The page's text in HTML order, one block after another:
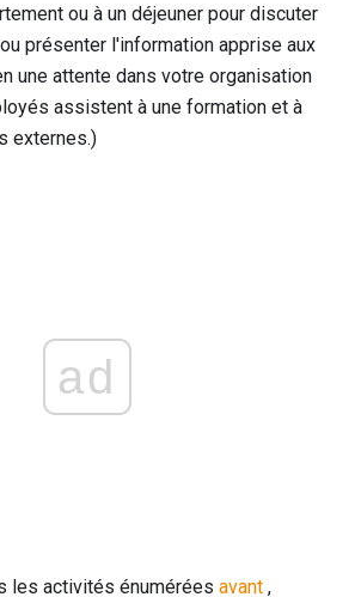
ou à un déjeuner pour discuter
présenter l'information apprise aux
une attente dans votre organisation
assistent à une formation et à
externes.)
ad
les activités énumérées avant ,